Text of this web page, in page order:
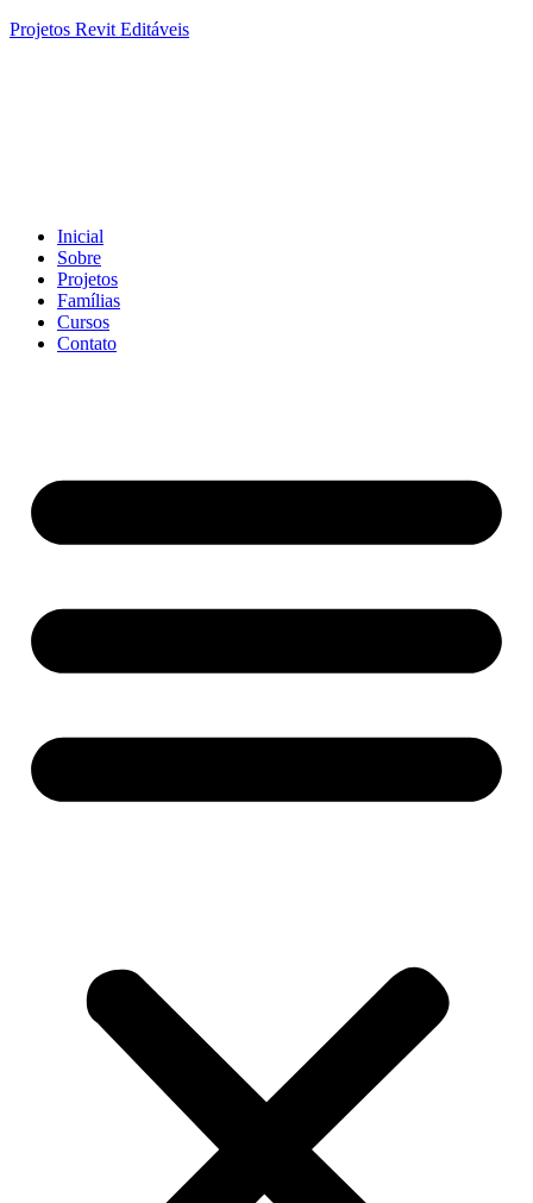
Projetos Revit Editáveis
Inicial
Sobre
Projetos
Famílias
Cursos
Contato